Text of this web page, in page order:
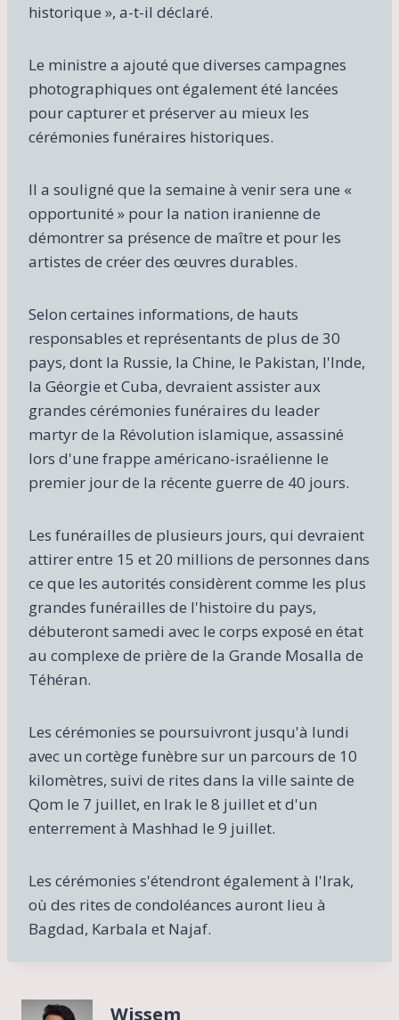
historique », a-t-il déclaré.
Le ministre a ajouté que diverses campagnes
photographiques ont également été lancées
pour capturer et préserver au mieux les
cérémonies funéraires historiques.
Il a souligné que la semaine à venir sera une «
opportunité » pour la nation iranienne de
démontrer sa présence de maître et pour les
artistes de créer des œuvres durables.
Selon certaines informations, de hauts
responsables et représentants de plus de 30
pays, dont la Russie, la Chine, le Pakistan, l'Inde,
la Géorgie et Cuba, devraient assister aux
grandes cérémonies funéraires du leader
martyr de la Révolution islamique, assassiné
lors d'une frappe américano-israélienne le
premier jour de la récente guerre de 40 jours.
Les funérailles de plusieurs jours, qui devraient
attirer entre 15 et 20 millions de personnes dans
ce que les autorités considèrent comme les plus
grandes funérailles de l'histoire du pays,
débuteront samedi avec le corps exposé en état
au complexe de prière de la Grande Mosalla de
Téhéran.
Les cérémonies se poursuivront jusqu'à lundi
avec un cortège funèbre sur un parcours de 10
kilomètres, suivi de rites dans la ville sainte de
Qom le 7 juillet, en Irak le 8 juillet et d'un
enterrement à Mashhad le 9 juillet.
Les cérémonies s'étendront également à l'Irak,
où des rites de condoléances auront lieu à
Bagdad, Karbala et Najaf.
Wissem